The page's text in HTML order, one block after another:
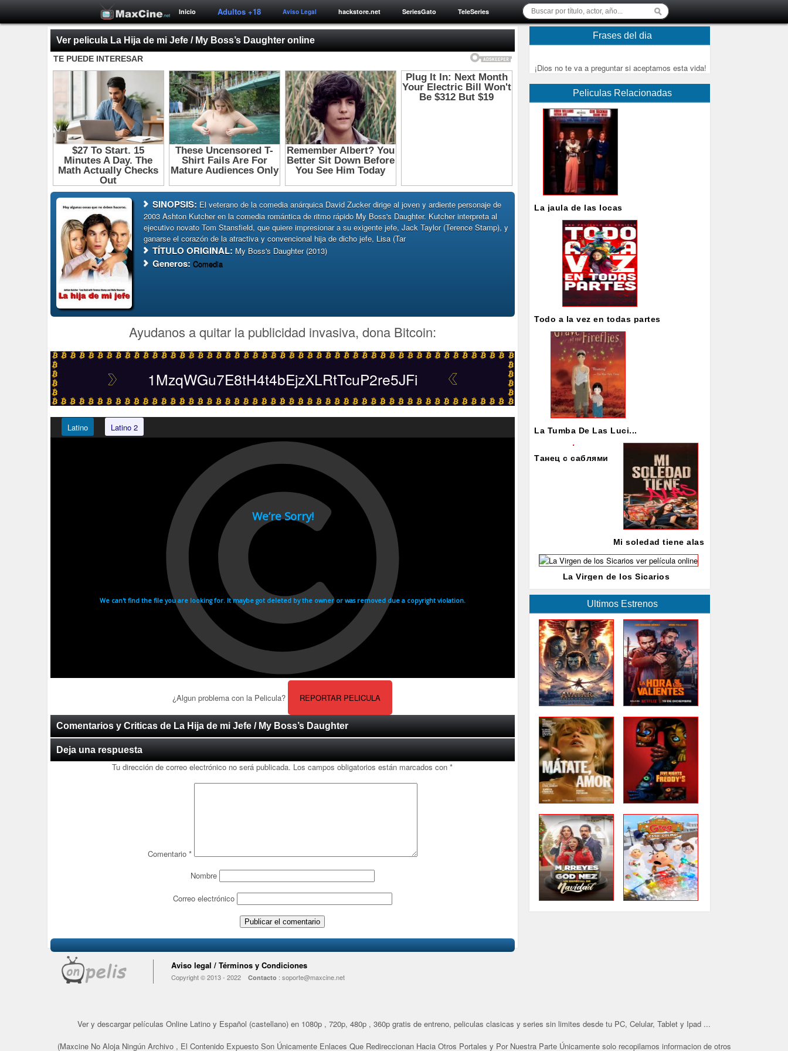
Inicio Adultos +18 Aviso Legal hackstore.net SeriesGato TeleSeries
Ver pelicula La Hija de mi Jefe / My Boss’s Daughter online
SINOPSIS: El veterano de la comedia anárquica David Zucker dirige al joven y ardiente personaje de
2003 Ashton Kutcher en la comedia romántica de ritmo rápido My Boss's Daughter. Kutcher interpreta al
ejecutivo novato Tom Stansfield, que quiere impresionar a su exigente jefe, Jack Taylor (Terence Stamp), y
ganarse el corazón de la atractiva y convencional hija de dicho jefe, Lisa (Tar
TÍTULO ORIGINAL: My Boss's Daughter (2013)
Generos: Comedia
Ayudanos a quitar la publicidad invasiva, dona Bitcoin:
1MzqWGu7E8tH4t4bEjzXLRtTcuP2re5JFi
Latino Latino 2
¿Algun problema con la Pelicula? REPORTAR PELICULA
Comentarios y Criticas de La Hija de mi Jefe / My Boss’s Daughter
Deja una respuesta
Tu dirección de correo electrónico no será publicada. Los campos obligatorios están marcados con*
Comentario *
Nombre
Correo electrónico
Frases del dia
¡Dios no te va a preguntar si aceptamos esta vida!
Peliculas Relacionadas
La jaula de las locas
Todo a la vez en todas partes
La Tumba De Las Luci...
Танец с саблями
Mi soledad tiene alas
La Virgen de los Sicarios
Ultimos Estrenos
Aviso legal / Términos y Condiciones
Copyright © 2013 - 2022 Contacto : soporte@maxcine.net
Ver y descargar películas Online Latino y Español (castellano) en 1080p , 720p, 480p , 360p gratis de entreno, peliculas clasicas y series sin limites desde tu PC, Celular, Tablet y Ipad ...
(Maxcine No Aloja Ningún Archivo , El Contenido Expuesto Son Únicamente Enlaces Que Redireccionan Hacia Otros Portales y Por Nuestra Parte Únicamente solo recopilamos informacion de otros